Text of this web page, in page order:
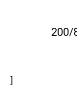
200/
]